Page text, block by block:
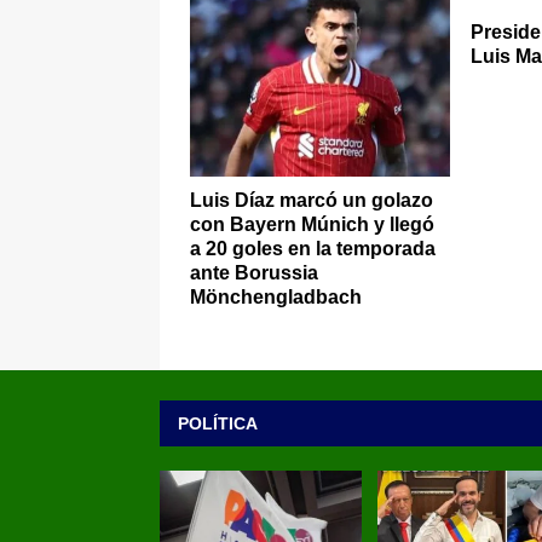
Luis Díaz marcó un golazo
con Bayern Múnich y llegó
a 20 goles en la temporada
ante Borussia
Mönchengladbach
Luis
POLÍTICA